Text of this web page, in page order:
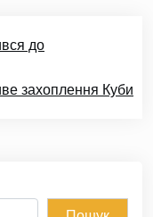
до
захоплення Куби